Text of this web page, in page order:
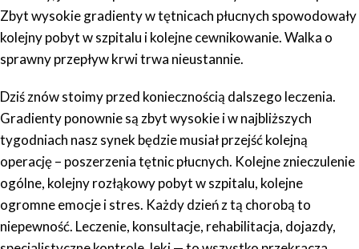
Zbyt wysokie gradienty w tętnicach płucnych spowodowały
kolejny pobyt w szpitalu i kolejne cewnikowanie. Walka o
sprawny przepływ krwi trwa nieustannie.
Dziś znów stoimy przed koniecznością dalszego leczenia.
Gradienty ponownie są zbyt wysokie i w najbliższych
tygodniach nasz synek będzie musiał przejść kolejną
operację – poszerzenia tętnic płucnych. Kolejne znieczulenie
ogólne, kolejny rozłąkowy pobyt w szpitalu, kolejne
ogromne emocje i stres. Każdy dzień z tą chorobą to
niepewność. Leczenie, konsultacje, rehabilitacja, dojazdy,